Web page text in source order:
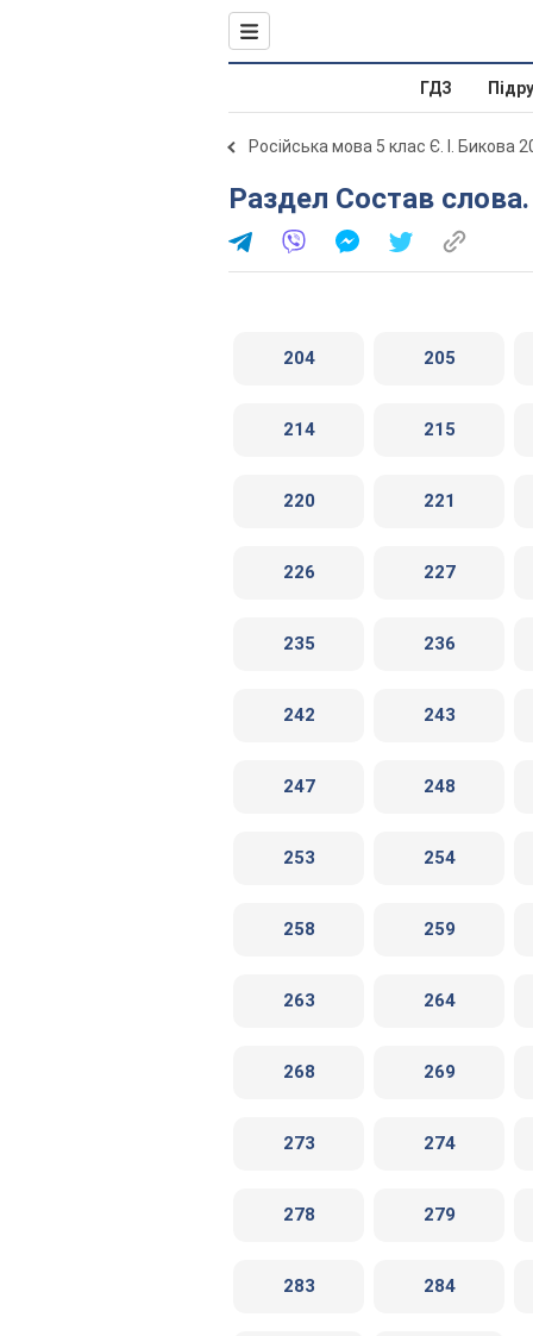
ГДЗ
Російська мова 5 клас Є. І. Бикова
Раздел Состав
204 205
214 215
220 221
226 227
235 236
242 243
247 248
253 254
258 259
263 264
268 269
273 274
278 279
283 284